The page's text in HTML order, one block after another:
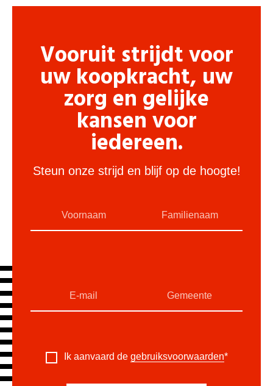
Vooruit strijdt voor
uw koopkracht, uw
zorg en gelijke
kansen voor
iedereen.
Steun onze strijd en blijf op de hoogte!
Ik aanvaard de gebruiksvoorwaarden*